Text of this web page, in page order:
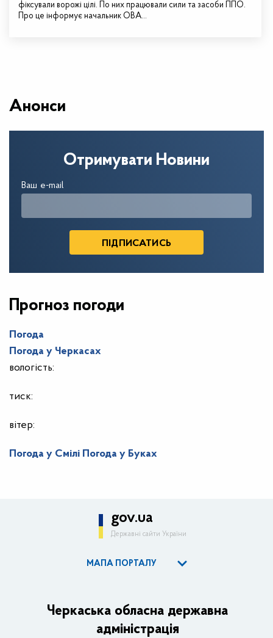
фіксували ворожі цілі. По них працювали сили та засоби ППО.
Про це інформує начальник ОВА…
Анонси
Отримувати Новини
Ваш e-mail
Прогноз погоди
Погода
Погода у Черкасах
вологість:
тиск:
вітер:
Погода у Смілі Погода у Буках
gov.ua
Державні сайти України
МАПА ПОРТАЛУ
Керівництво адміністрації
Основні завдання та нормативно-правові засади
Черкаська обласна державна
адміністрація